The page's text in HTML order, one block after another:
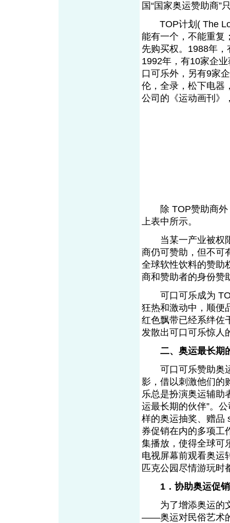
国“国家奥运赞助商”
TOP计划( The
能有一个，不能重复
先购买权。1988年
1992年，有10家企
口可乐外，另有9家
伦，全录，松下电器
公司的《运动画刊》
除 TOP赞助商外
上表中所示。
当某一产业被权限
商仍可赞助，但不可
全球软性饮料的赞助
商和赞助者的身份赞
可口可乐成为
狂热和激动中，顺便
红色飘带已经系绊佐
发散出可口可乐惊人
二、奥运最长期
可口可乐赞助奥运
影，借以刺激他们的
乐总是扮演奥运辅助
运最长期的伙伴”。
样的奥运抽奖、赠品
券促销在内的多项工
集播放，使得全球可
电视屏幕前观看奥运
匹克公园尽情游玩时
1．协助奥运促
为了增添奥运的文
——奥运对民俗艺术